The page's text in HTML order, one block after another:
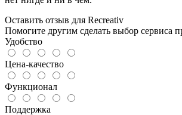
Оставить отзыв для Recreativ
Помогите другим сделать выбор сервиса
Удобство
Цена-качество
Функционал
Поддержка